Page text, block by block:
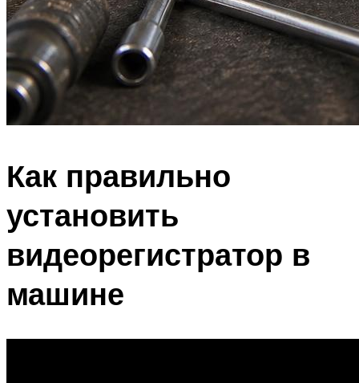
Как правильно
установить
видеорегистратор в
машине